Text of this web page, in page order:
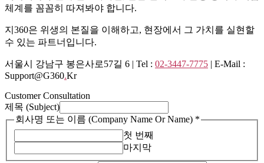
체계를 꼼꼼히 따져봐야 합니다.
지360은 위생의 본질을 이해하고, 현장에서 그 가치를 실현할
수 있는 파트너입니다.
서울시 강남구 봉은사로57길 6 | Tel : 02-3447-7775 | E-Mail :
Support@g360.Kr
Customer Consultation
제목 (Subject)
회사명 또는 이름 (Company Name Or Name) *
첫 번째
마지막